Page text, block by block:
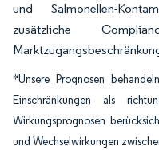
und Salmonellen-
zusätzliche
*Unsere Prognosen
Einschränkungen als
Wirkungsprognosen
und Wechselwirkungen